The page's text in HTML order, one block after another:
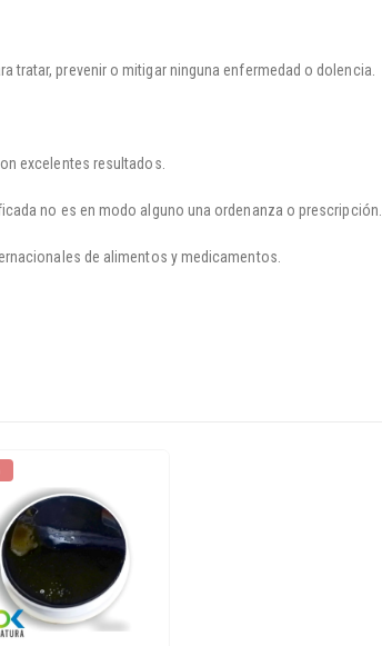
tratar, prevenir o mitigar ninguna enfermedad o dolencia.
excelentes resultados.
no es en modo alguno una ordenanza o prescripción.
de alimentos y medicamentos.